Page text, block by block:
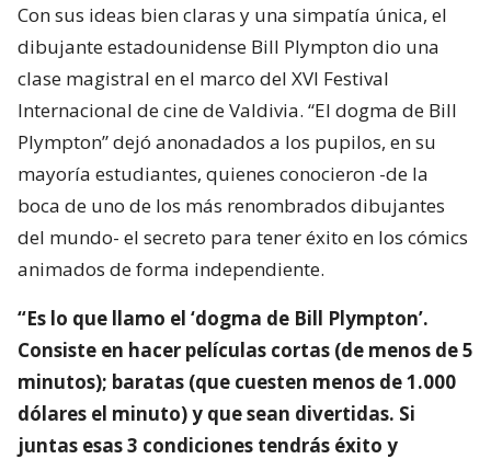
Con sus ideas bien claras y una simpatía única, el
dibujante estadounidense Bill Plympton dio una
clase magistral en el marco del XVI Festival
Internacional de cine de Valdivia. “El dogma de Bill
Plympton” dejó anonadados a los pupilos, en su
mayoría estudiantes, quienes conocieron -de la
boca de uno de los más renombrados dibujantes
del mundo- el secreto para tener éxito en los cómics
animados de forma independiente.
“Es lo que llamo el ‘dogma de Bill Plympton’.
Consiste en hacer películas cortas (de menos de 5
minutos); baratas (que cuesten menos de 1.000
dólares el minuto) y que sean divertidas. Si
juntas esas 3 condiciones tendrás éxito y